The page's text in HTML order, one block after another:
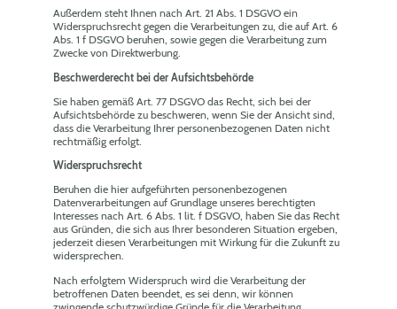
Außerdem steht Ihnen nach Art. 21 Abs. 1 DSGVO ein
Widerspruchsrecht gegen die Verarbeitungen zu, die auf Art. 6
Abs. 1 f DSGVO beruhen, sowie gegen die Verarbeitung zum
Zwecke von Direktwerbung.
Beschwerderecht bei der Aufsichtsbehörde
Sie haben gemäß Art. 77 DSGVO das Recht, sich bei der
Aufsichtsbehörde zu beschweren, wenn Sie der Ansicht sind,
dass die Verarbeitung Ihrer personenbezogenen Daten nicht
rechtmäßig erfolgt.
Widerspruchsrecht
Beruhen die hier aufgeführten personenbezogenen
Datenverarbeitungen auf Grundlage unseres berechtigten
Interesses nach Art. 6 Abs. 1 lit. f DSGVO, haben Sie das Recht
aus Gründen, die sich aus Ihrer besonderen Situation ergeben,
jederzeit diesen Verarbeitungen mit Wirkung für die Zukunft zu
widersprechen.
Nach erfolgtem Widerspruch wird die Verarbeitung der
betroffenen Daten beendet, es sei denn, wir können